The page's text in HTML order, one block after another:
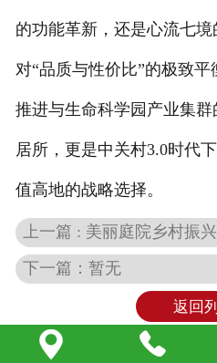
的功能革新，还是心流七
对“品质与性价比”的极致
推进与生命科学园产业集
居所，更是中关村3.0时代
值高地的战略选择。
下一篇：暂无
返回
 